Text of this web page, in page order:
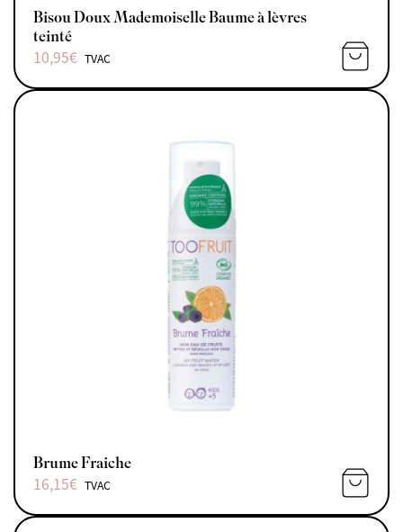
Bisou Doux Mademoiselle Baume à lèvres
teinté
10,95€ TVAC
Brume Fraiche
16,15€ TVAC